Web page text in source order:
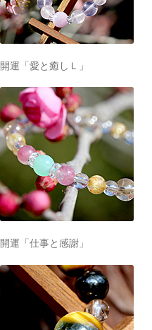
開運「愛と癒しＬ」
開運「仕事と感謝」